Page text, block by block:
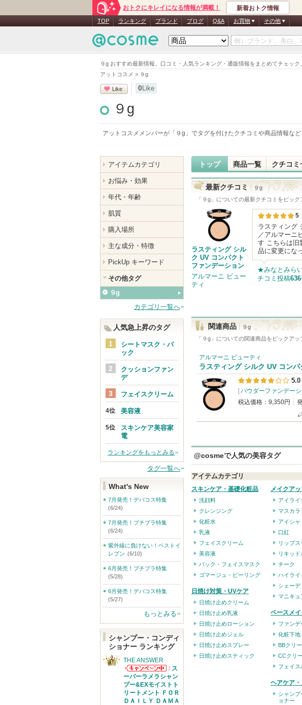
９g おすすめ最新情報。口コミ・人気ランキング・通販情報をまとめてチェック。
アットコスメ > ９g
おトクにキレイになる情報が満載！ 新着おトク情報
TOP ランキング ブランド ブログ Q&A お買物 その他
Like 0Like
９g
アットコスメメンバーが「 ９g 」でタグを付けたクチコミや商品情報など
トップ 商品一覧 クチコミ
最新クチコミ
９g
「 ９g 」についての最新クチコミをピック
ラスティング シル
ク UV コンパクト
ファンデーション
アルマーニ ビュー
ティ
5
ラスティング
／アルマーニ
す こちらは旧
品に変更にな
★みなとみら
チコミ投稿636
関連商品
９g
「 ９g 」についての関連商品をピックアッ
アルマーニ ビューティ
ラスティング シルク UV コン
5.0
[パウダーファンデー
税込価格：9,350円
@cosmeで人気の美容タグ
アイテムカテゴリ
スキンケア・基礎化粧品
洗顔料
クレンジング
化粧水
乳液
フェイスクリーム
美容液
パック・フェイスマスク
ゴマージュ・ピーリング
日焼け対策・UVケア
日焼け止めクリーム
日焼け止め乳液
日焼け止めローション
日焼け止めジェル
日焼け止めスプレー
日焼け止めスティック
メイクア
アイライ
マスカラ
アイシャ
口紅
リップス
リキッド
チーク
ハイライ
シェーデ
マニキュ
ベースメイ
ファンデ
化粧下地
BBクリ
CCクリ
フェイス
ヘアケア
シャンプ
ョナー
アイテムカテゴリ
お悩み・効果
年代・年齢
肌質
購入場所
主な成分・特徴
PickUp キーワード
その他タグ
９g
カテゴリ一覧へ
人気急上昇のタグ
シートマスク・パ
ック
クッションファン
デ
フェイスクリーム
美容液
スキンケア美容家
電
ランキングをもっとみる
タグ一覧へ
What's New
7月発売！デパコス特集
(6/24)
7月発売！プチプラ特集
(6/24)
紫外線に負けない！ベストイ
レブン (6/10)
6月発売！プチプラ特集
(5/28)
6月発売！デパコス特集
(5/27)
もっとみる
シャンプー・コンディ
ショナー ランキング
THE ANSWER
THE ANSWER
からのお知らせ
があります
/ ス
ーパーラメラシャン
プー&EXモイストト
リートメント ＦＯＲ
ＤＡＩＬＹ ＤＡＭＡ